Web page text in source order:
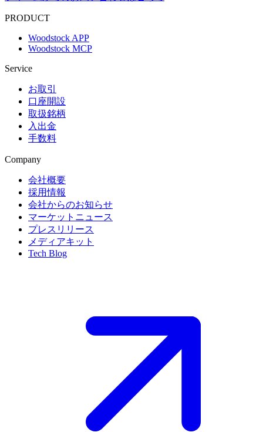
PRODUCT
Woodstock APP
Woodstock MCP
Service
お取引
口座開設
取扱銘柄
入出金
手数料
Company
会社概要
採用情報
会社からのお知らせ
マーケットニュース
プレスリリース
メディアキット
Tech Blog